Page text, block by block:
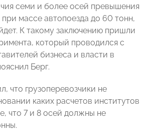
семи и более осей превышения
при массе автопоезда до 60 тонн,
К такому заключению пришли
который проводился с
бизнеса и власти в
Берг.
что грузоперевозчики не
каких расчетов институтов
что 7 и 8 осей должны не